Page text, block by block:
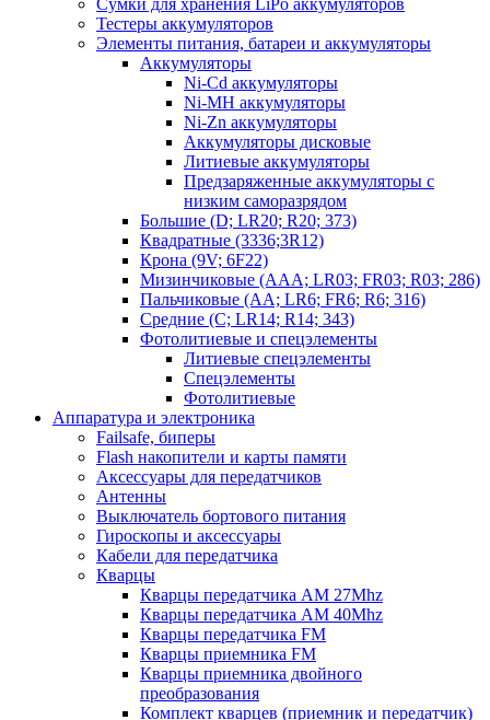
Сумки для хранения LiPo аккумуляторов
Тестеры аккумуляторов
Элементы питания, батареи и аккумуляторы
Аккумуляторы
Ni-Cd аккумуляторы
Ni-MH аккумуляторы
Ni-Zn аккумуляторы
Аккумуляторы дисковые
Литиевые аккумуляторы
Предзаряженные аккумуляторы с
низким саморазрядом
Большие (D; LR20; R20; 373)
Квадратные (3336;3R12)
Крона (9V; 6F22)
Мизинчиковые (AAA; LR03; FR03; R03; 286)
Пальчиковые (AA; LR6; FR6; R6; 316)
Средние (C; LR14; R14; 343)
Фотолитиевые и спецэлементы
Литиевые спецэлементы
Спецэлементы
Фотолитиевые
Аппаратура и электроника
Failsafe, биперы
Flash накопители и карты памяти
Аксессуары для передатчиков
Антенны
Выключатель бортового питания
Гироскопы и аксессуары
Кабели для передатчика
Кварцы
Кварцы передатчика AM 27Mhz
Кварцы передатчика AM 40Mhz
Кварцы передатчика FM
Кварцы приемника FM
Кварцы приемника двойного
преобразования
Комплект кварцев (приемник и передатчик)